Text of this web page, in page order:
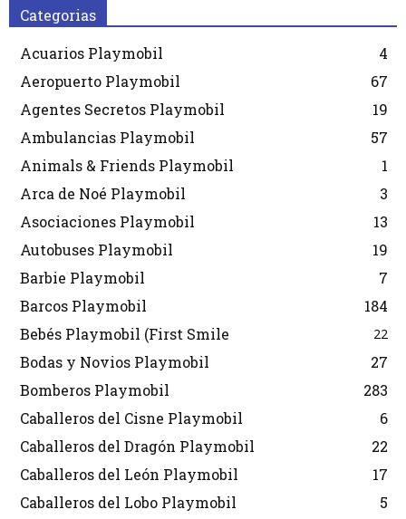
Categorias
Acuarios Playmobil
4
Aeropuerto Playmobil
67
Agentes Secretos Playmobil
19
Ambulancias Playmobil
57
Animals & Friends Playmobil
1
Arca de Noé Playmobil
3
Asociaciones Playmobil
13
Autobuses Playmobil
19
Barbie Playmobil
7
Barcos Playmobil
184
Bebés Playmobil (First Smile
22
Bodas y Novios Playmobil
27
Bomberos Playmobil
283
Caballeros del Cisne Playmobil
6
Caballeros del Dragón Playmobil
22
Caballeros del León Playmobil
17
Caballeros del Lobo Playmobil
5